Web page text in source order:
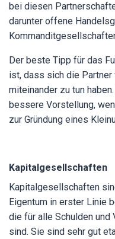
bei diesen
darunter offene
Der beste Tipp für das
ist, dass sich die Partner
miteinander zu tun
bessere Vorstellung,
zur Gründung eines
Kapitalgesellschaften
Kapitalgesellschaften
Eigentum in erster Linie
die für alle Schulden
sind. Sie sind sehr gut